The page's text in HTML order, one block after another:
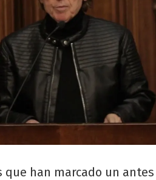
que han marcado un